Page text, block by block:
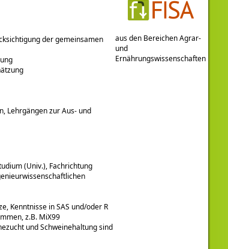
der gemeinsamen
Lehrgängen zur Aus- und
(Univ.), Fachrichtung
Kenntnisse in SAS und/oder R
z.B. MiX99
und Schweinehaltung sind
aus den Bereichen Agrar-
und
Ernährungswissenschaften